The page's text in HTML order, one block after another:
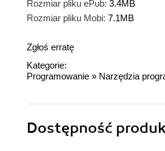
Rozmiar pliku ePub: 3.4MB
Rozmiar pliku Mobi: 7.1MB
Zgłoś erratę
Kategorie:
Programowanie » Narzędzia
Dostępność